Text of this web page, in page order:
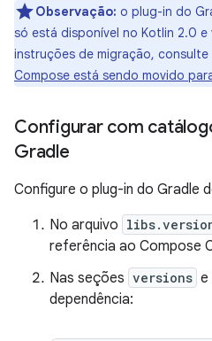
Observação: o plug-in do
só está disponível no Kotlin 2.0 e
instruções de migração, consulte
Compose está sendo movido
Configurar com
Gradle
Configure o plug-in do Gradle
No arquivo
referência ao Compose
Nas seções versions e
dependência: